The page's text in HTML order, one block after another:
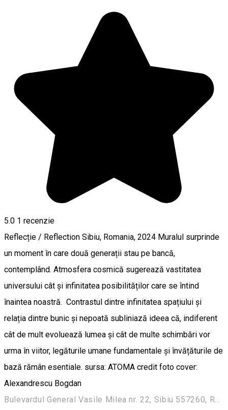
5.0 1 recenzie
Reflecție / Reflection Sibiu, Romania, 2024 Muralul surprinde
un moment în care două generații stau pe bancă,
contemplând. Atmosfera cosmică sugerează vastitatea
universului cât și infinitatea posibilităților care se întind
înaintea noastră. Contrastul dintre infinitatea spațiului și
relația dintre bunic și nepoată subliniază ideea că, indiferent
cât de mult evoluează lumea și cât de multe schimbări vor
urma în viitor, legăturile umane fundamentale și învățăturile de
bază rămân esentiale. sursa: ATOMA credit foto cover:
Alexandrescu Bogdan